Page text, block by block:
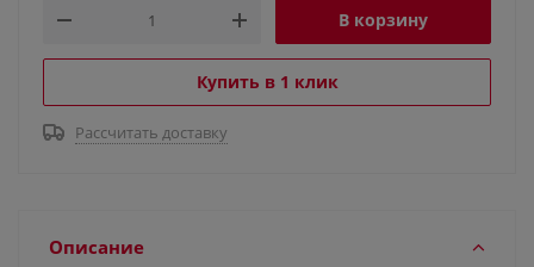
В корзину
Купить в 1 клик
Рассчитать доставку
Описание